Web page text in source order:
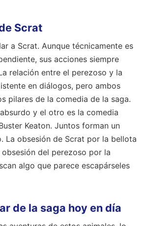
Scrat
a Scrat. Aunque técnicamente es
sus acciones siempre
relación entre el perezoso y la
en diálogos, pero ambos
pilares de la comedia de la saga.
y el otro es la comedia
Keaton. Juntos forman un
La obsesión de Scrat por la bellota
del perezoso por la
algo que parece escapárseles
de la saga hoy en día